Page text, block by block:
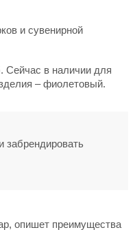
и сувенирной
Сейчас в наличии для
– фиолетовый.
забрендировать
опишет преимущества